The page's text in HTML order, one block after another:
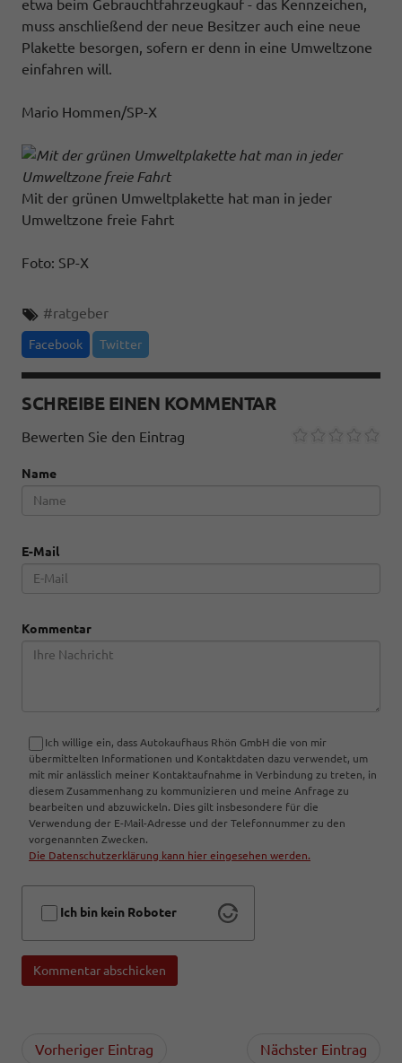
etwa beim Gebrauchtfahrzeugkauf - das Kennzeichen,
muss anschließend der neue Besitzer auch eine neue
Plakette besorgen, sofern er denn in eine Umweltzone
einfahren will.
Mario Hommen/SP-X
Mit der grünen Umweltplakette hat man in jeder
Umweltzone freie Fahrt
Foto: SP-X
#ratgeber
Facebook Twitter
SCHREIBE EINEN KOMMENTAR
Bewerten Sie den Eintrag
Name
E-Mail
Kommentar
Ich willige ein, dass Autokaufhaus Rhön GmbH die von mir
übermittelten Informationen und Kontaktdaten dazu verwendet, um
mit mir anlässlich meiner Kontaktaufnahme in Verbindung zu treten, in
diesem Zusammenhang zu kommunizieren und meine Anfrage zu
bearbeiten und abzuwickeln. Dies gilt insbesondere für die
Verwendung der E-Mail-Adresse und der Telefonnummer zu den
vorgenannten Zwecken.
Die Datenschutzerklärung kann hier eingesehen werden.
Ich bin kein Roboter
Kommentar abschicken
Vorheriger Eintrag Nächster Eintrag